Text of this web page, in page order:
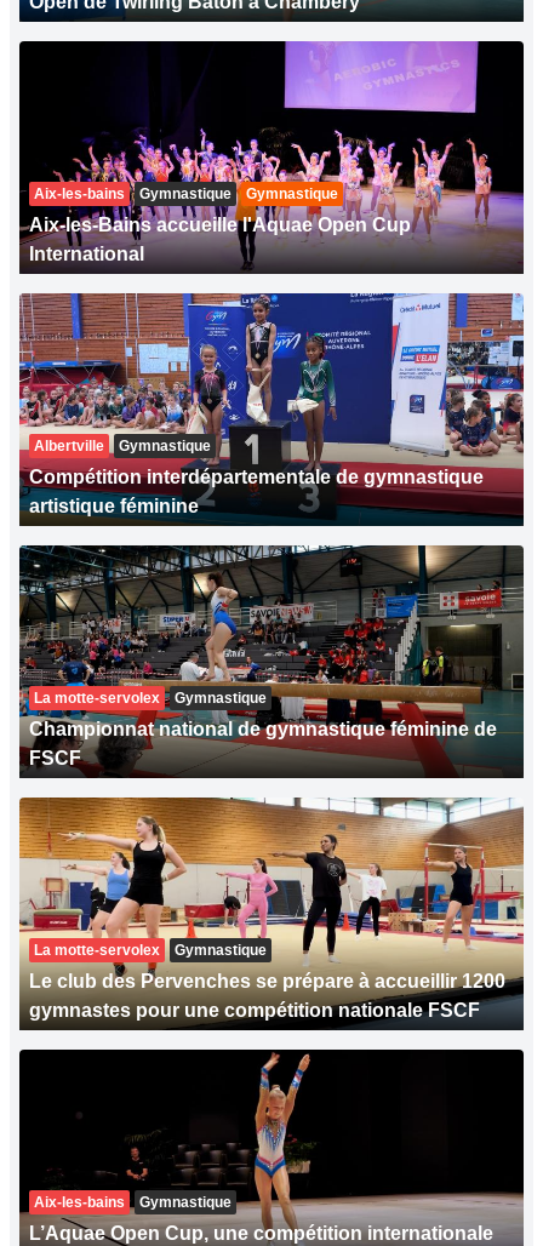
Aix-les-bains Gymnastique Gymnastique
Aix-les-Bains accueille l'Aquae Open Cup
International
Albertville Gymnastique
Compétition interdépartementale de gymnastique
artistique féminine
La motte-servolex Gymnastique
Championnat national de gymnastique féminine de
FSCF
La motte-servolex Gymnastique
Le club des Pervenches se prépare à accueillir 1200
gymnastes pour une compétition nationale FSCF
Aix-les-bains Gymnastique
L’Aquae Open Cup, une compétition internationale